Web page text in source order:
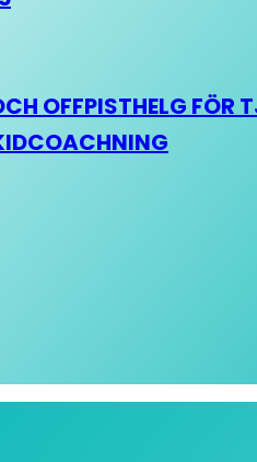
OFFPISTHELG FÖR